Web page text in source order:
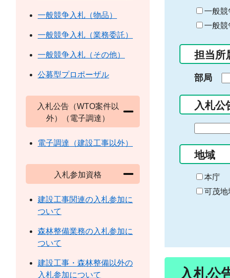
一般競
一般競
担当所
部局
入札公
の
始
ま
り
地域
本庁
可茂地
入札公
一般競争入札（物品）
一般競争入札（業務委託）
一般競争入札（その他）
公募型プロポーザル
入札公告（WTO案件以
外）（電子調達）
電子調達（建設工事以外）
入札参加資格
建設工事関連の入札参加に
ついて
森林整備業務の入札参加に
ついて
建設工事・森林整備以外の
入札参加について